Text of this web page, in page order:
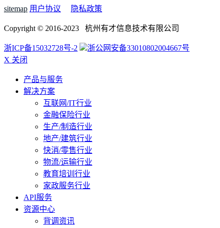
sitemap 用户协议 隐私政策
Copyright © 2016-2023 杭州有才信息技术有限公司
浙ICP备15032728号-2
浙公网安备33010802004667号
X 关闭
产品与服务
解决方案
互联网/IT行业
金融保险行业
生产/制造行业
地产/建筑行业
快消/零售行业
物流/运输行业
教育培训行业
家政服务行业
API服务
资源中心
背调资讯